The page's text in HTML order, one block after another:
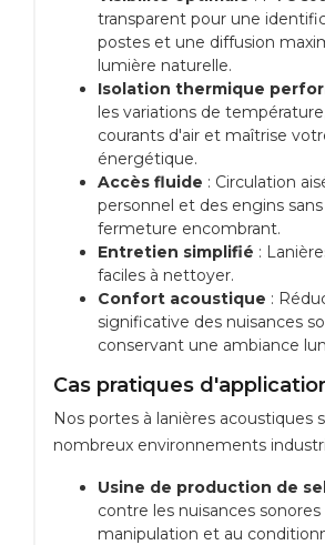
transparent pour une
postes et une diffusion
lumière naturelle.
Isolation thermique
les variations de
courants d'air et maîtrise
énergétique.
Accès fluide : Circulation
personnel et des engins
fermeture encombrant.
Entretien simplifié :
faciles à nettoyer.
Confort acoustique :
significative des nuisances
conservant une ambiance
Cas pratiques
Nos portes à lanières acoustiques
nombreux environnements
Usine de production de
contre les nuisances sonores
manipulation et au